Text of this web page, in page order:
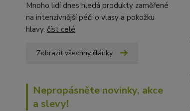
Mnoho lidí dnes hledá produkty zaměřené
na intenzivnější péči o vlasy a pokožku
hlavy. číst celé
Zobrazit všechny články
Nepropásněte novinky, akce
a slevy!